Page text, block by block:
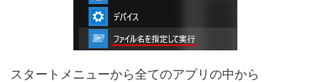
スタートメニューから全てのアプリの中から